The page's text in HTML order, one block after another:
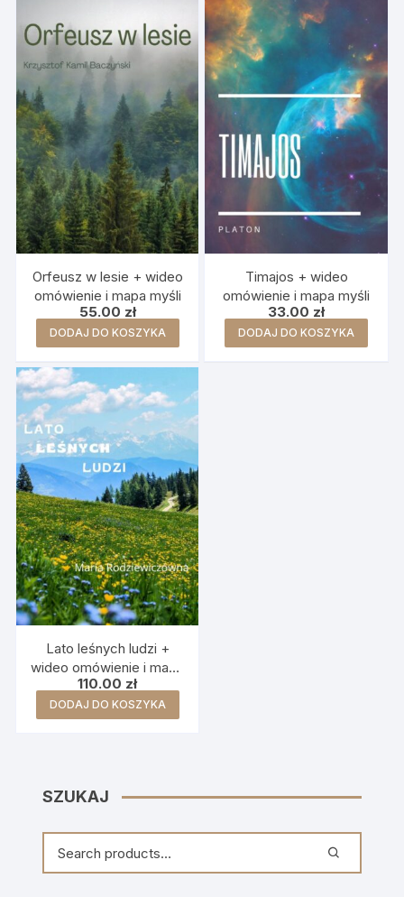
Orfeusz w lesie + wideo
omówienie i mapa myśli
55.00 zł
DODAJ DO KOSZYKA
Timajos + wideo
omówienie i mapa myśli
33.00 zł
DODAJ DO KOSZYKA
Lato leśnych ludzi +
wideo omówienie i mapa
myśli
110.00 zł
DODAJ DO KOSZYKA
SZUKAJ